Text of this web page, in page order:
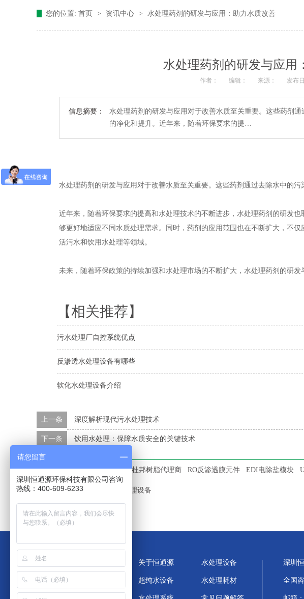
您的位置: 首页 > 资讯中心 > 水处理药剂的研发与应用：助力水质改善
水处理药剂的研发与应用
作者： 编辑： 来源： 发布
信息摘要：
水处理药剂的研发与应用对于改善水质至关重要。这些药剂
的净化和提升。近年来，随着环保要求的提…
水处理药剂的研发与应用对于改善水质至关重要。这些药剂通过去除水中的污
近年来，随着环保要求的提高和水处理技术的不断进步，水处理药剂的研发
够更好地适应不同水质处理需求。同时，药剂的应用范围也在不断扩大，不
活污水和饮用水处理等领域。
未来，随着环保政策的持续加强和水处理市场的不断扩大，水处理药剂的研发
【相关推荐】
污水处理厂自控系统优点
反渗透水处理设备有哪些
软化水处理设备介绍
上一条 深度解析现代污水处理技术
下一条 饮用水处理：保障水质安全的关键技术
本文标签： IONPURE EDI 杜邦树脂代理商 RO反渗透膜元件 EDI电除盐模块
中水回用设备 垃圾渗滤液处理设备
关于恒通源 水处理设备
超纯水设备 水处理耗材
深圳
全国
请您留言
深圳恒通源环保科技有限公司咨询
热线：400-609-6233